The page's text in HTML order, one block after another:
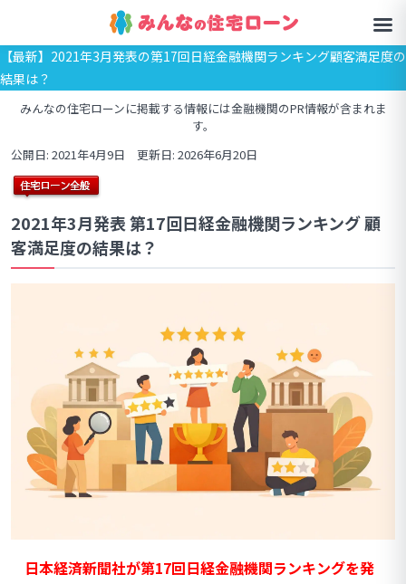
【最新】2021年3月発表の第17回日経金融機関ランキング顧客満足度の
結果は？
みんなの住宅ローンに掲載する情報には金融機関のPR情報が含まれま
す。
公開日: 2021年4月9日 更新日: 2026年6月20日
2021年3月発表 第17回日経金融機関ランキング 顧
客満足度の結果は？
日本経済新聞社が第17回日経金融機関ランキングを発